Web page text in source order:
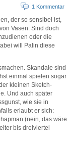
1 Kommentar
der so sensibel ist,
Vasen. Sind doch
oder die
will Palin diese
Skandale sind
einmal spielen sogar
kleinen Sketch-
Und auch später
wie sie in
erlaubt er sich:
(nein, das wäre
bis dreiviertel